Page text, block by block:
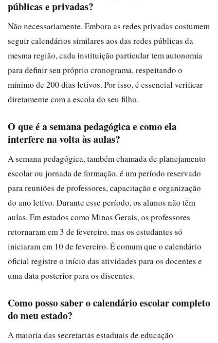
públicas e privadas?
Não necessariamente. Embora as redes privadas costumem
seguir calendários similares aos das redes públicas da
mesma região, cada instituição particular tem autonomia
para definir seu próprio cronograma, respeitando o
mínimo de 200 dias letivos. Por isso, é essencial verificar
diretamente com a escola do seu filho.
O que é a semana pedagógica e como ela
interfere na volta às aulas?
A semana pedagógica, também chamada de planejamento
escolar ou jornada de formação, é um período reservado
para reuniões de professores, capacitação e organização
do ano letivo. Durante esse período, os alunos não têm
aulas. Em estados como Minas Gerais, os professores
retornaram em 3 de fevereiro, mas os estudantes só
iniciaram em 10 de fevereiro. É comum que o calendário
oficial registre o início das atividades para os docentes e
uma data posterior para os discentes.
Como posso saber o calendário escolar completo
do meu estado?
A maioria das secretarias estaduais de educação